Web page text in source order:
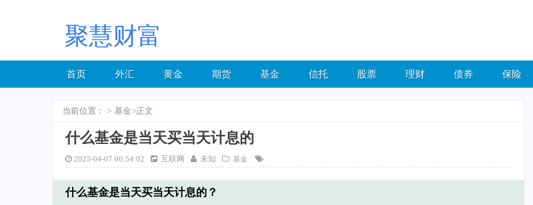
聚慧财富
首页 外汇 黄金 期货 基金 信托 股票 理财 债券 保险
当前位置： > 基金>正文
什么基金是当天买当天计息的
2023-04-07 00:54:02 互联网 未知 基金
什么基金是当天买当天计息的？